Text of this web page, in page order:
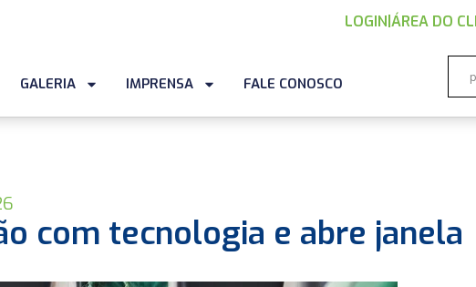
LOGIN |ÁREA DO
GALERIA IMPRENSA FALE CONOSCO
com tecnologia e abre janela